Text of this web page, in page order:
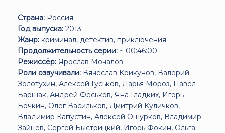
Страна: Россия
Год выпуска: 2013
Жанр: криминал, детектив, приключения
Продолжительность серии: ~ 00:46:00
Режиссёр: Ярослав Мочалов
Роли озвучивали: Вячеслав Крикунов, Валерий
Золотухин, Алексей Гуськов, Дарья Мороз, Павел
Баршак, Андрей Феськов, Яна Гладких, Игорь
Бочкин, Олег Васильков, Дмитрий Куличков,
Владимир Капустин, Алексей Ошурков, Владимир
Зайцев, Сергей Быстрицкий, Игорь Фокин, Ольга